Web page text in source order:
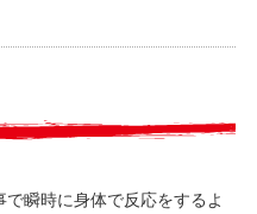
瞬時に身体で反応をするよ